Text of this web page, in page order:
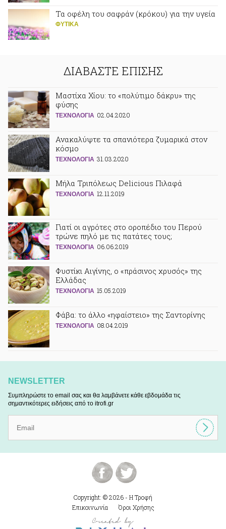
Τα οφέλη του σαφράν (κρόκου) για την υγεία
ΦΥΤΙΚA
ΔΙΑΒΑΣΤΕ ΕΠΙΣΗΣ
Μαστίχα Χίου: το «πολύτιμο δάκρυ» της
φύσης
ΤΕΧΝΟΛΟΓΙΑ 02.04.2020
Ανακαλύψτε τα σπανιότερα ζυμαρικά στον
κόσμο
ΤΕΧΝΟΛΟΓΙΑ 31.03.2020
Μήλα Τριπόλεως Delicious Πιλαφά
ΤΕΧΝΟΛΟΓΙΑ 12.11.2019
Γιατί οι αγρότες στο οροπέδιο του Περού
τρώνε πηλό με τις πατάτες τους;
ΤΕΧΝΟΛΟΓΙΑ 06.06.2019
Φυστίκι Αιγίνης, ο «πράσινος χρυσός» της
Ελλάδας
ΤΕΧΝΟΛΟΓΙΑ 15.05.2019
Φάβα: το άλλο «ηφαίστειο» της Σαντορίνης
ΤΕΧΝΟΛΟΓΙΑ 08.04.2019
NEWSLETTER
Συμπληρώστε το email σας και θα λαμβάνετε κάθε εβδομάδα τις
σημαντικότερες ειδήσεις από το itrofi.gr
Copyright: © 2026 - Η Τροφή
Επικοινωνία
Όροι Χρήσης